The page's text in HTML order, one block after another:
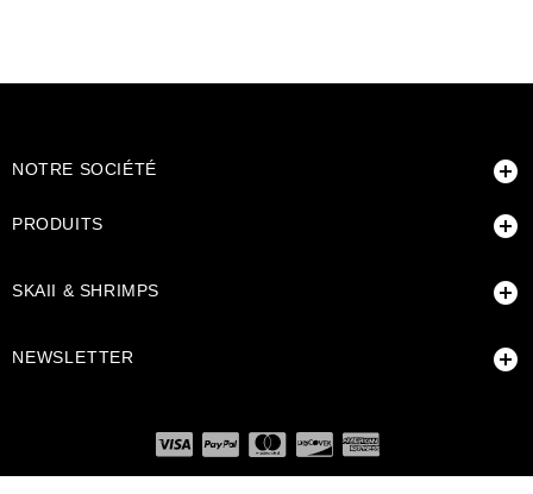
NOTRE SOCIÉTÉ 
PRODUITS 
SKAII & SHRIMPS 
NEWSLETTER 